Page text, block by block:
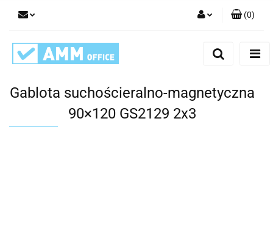
(0)
Gablota suchościeralno-magnetyczna
90×120 GS2129 2x3